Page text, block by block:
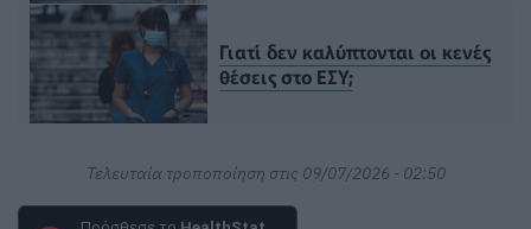
Γιατί δεν καλύπτονται οι κενές
θέσεις στο ΕΣΥ;
Τελευταία τροποποίηση στις 09/07/2026 - 02:50